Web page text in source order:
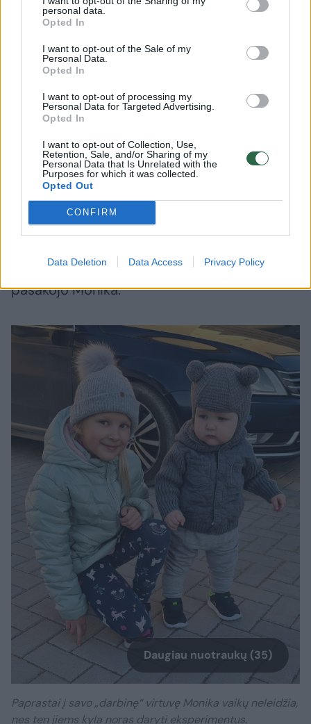
personal data.
Opted In
I want to opt-out of the Sale of my
Personal Data.
Opted In
I want to opt-out of processing my
Personal Data for Targeted Advertising.
Opted In
I want to opt-out of Collection, Use,
Retention, Sale, and/or Sharing of my
Personal Data that Is Unrelated with the
Purposes for which it was collected.
Opted Out
CONFIRM
Data Deletion Data Access Privacy Policy
„Labai ilgai dvejojau ir svarsčiau, ką daryti.
Galvojau ir apie tai, kaip norėčiau savo
išpuoselėtą versliuką, dar ir jos vardu
pavadintą, perleisti dukrai Godai. Ji labai
kūrybiška mergaitė, labai mėgsta verti
karoliukus, o ir mano veikla domėjosi, na, bet
visgi ji per maža, dar ilgai reiktų laukti... Taigi
galiausiai ryžausi perleisti savo veiklą į kitas
skelbimą, negalėjau sulaikyti ašarų“, –
pasakojo Monika.
Daugiau nuotraukų (35)
Paprastai į savo „darbinę“ virtuvę Monika vaikų neleidžia,
nes ten jiems kyla noras daryti eksperimentus.